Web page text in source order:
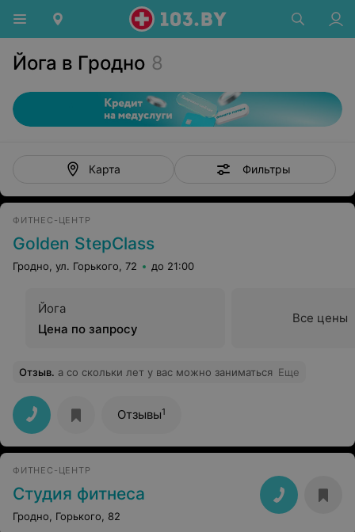
Йога в Гродно 8
Карта Фильтры
ФИТНЕС-ЦЕНТР
Golden StepClass
Гродно, ул. Горького, 72 до 21:00
Йога
Цена по запросу
Все цены
Отзыв. а со скольки лет у вас можно заниматься Еще
Отзывы1
ФИТНЕС-ЦЕНТР
Студия фитнеса
Гродно, Горького, 82